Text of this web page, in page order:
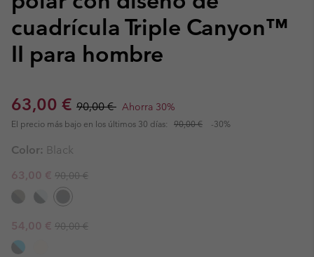
cuadrícula Triple Canyon™
II para hombre
Sale price:
63,00 € Regular price:
90,00 € Ahorra 30%
El precio más bajo en los últimos 30 días: 90,00 € -30%
Color: Black
Sale price:
63,00 € Regular price:
90,00 €
Sale price:
54,00 € Regular price:
90,00 €